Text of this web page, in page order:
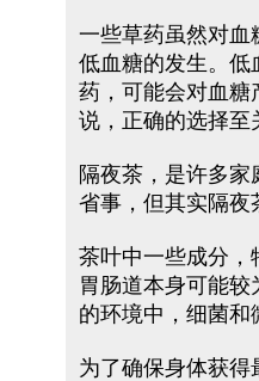
一些草药虽然对血
低血糖的发生。低
药，可能会对血糖
说，正确的选择至
隔夜茶，是许多
省事，但其实隔夜
茶叶中一些成分，
胃肠道本身可能
的环境中，细菌和
为了确保身体获得